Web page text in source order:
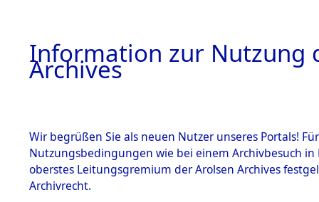
Information zur Nutzung
Archives
Wir begrüßen Sie als neuen Nutzer unseres Portals!
Nutzungsbedingungen wie bei einem Archivbesuch
oberstes Leitungsgremium der Arolsen Archives
Archivrecht.